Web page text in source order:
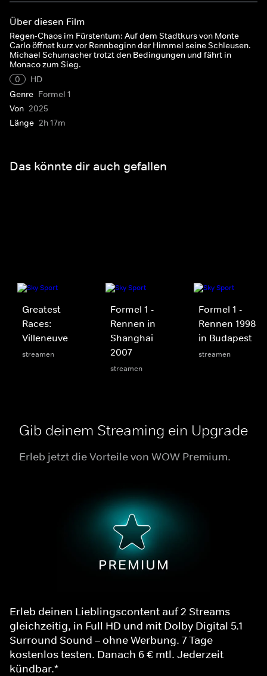
Über diesen Film
Regen-Chaos im Fürstentum: Auf dem Stadtkurs von Monte
Carlo öffnet kurz vor Rennbeginn der Himmel seine Schleusen.
Michael Schumacher trotzt den Bedingungen und fährt in
Monaco zum Sieg.
0
HD
Genre Formel 1
Von 2025
Länge 2h 17m
Das könnte dir auch gefallen
Greatest
Races:
Villeneuve
streamen
Formel 1 -
Rennen in
Shanghai
2007
streamen
Formel 1 -
Rennen 1998
in Budapest
streamen
Gib deinem Streaming ein Upgrade
Erleb jetzt die Vorteile von WOW Premium.
Erleb deinen Lieblingscontent auf 2 Streams
gleichzeitig, in Full HD und mit Dolby Digital 5.1
Surround Sound – ohne Werbung. 7 Tage
kostenlos testen. Danach 6 € mtl. Jederzeit
kündbar.*